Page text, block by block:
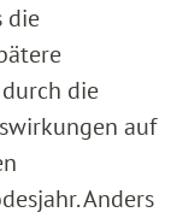
die
die
auf
Anders